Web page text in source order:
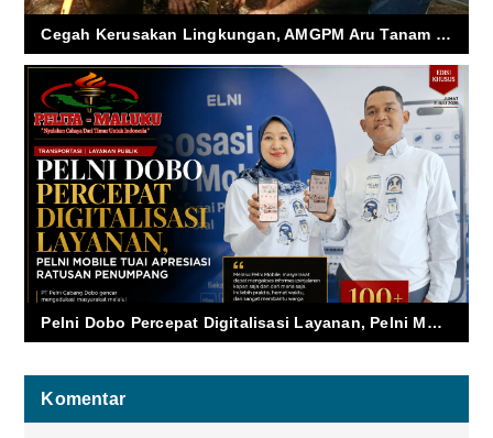
Cegah Kerusakan Lingkungan, AMGPM Aru Tanam Ratusan Pohon di Pesisir Dobo
Pelni Dobo Percepat Digitalisasi Layanan, Pelni Mobile Tuai Apresiasi Ratusan Penumpang
Komentar